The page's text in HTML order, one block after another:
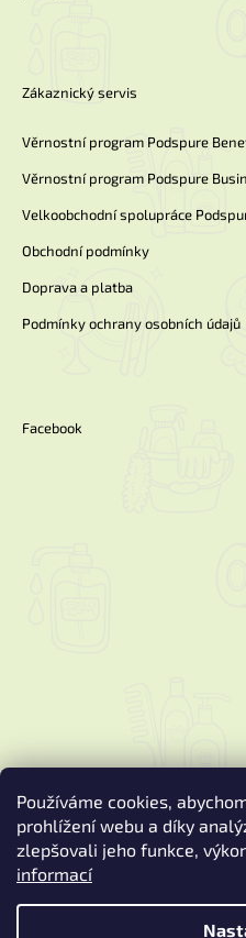
Používáme cookies,
prohlížení webu a díky
zlepšovali jeho funkce,
informací
Zákaznický servis
Věrnostní program Podspure
Věrnostní program Podspure
Velkoobchodní spolupráce
Obchodní podmínky
Doprava a platba
Podmínky ochrany osobních údajů
Facebook